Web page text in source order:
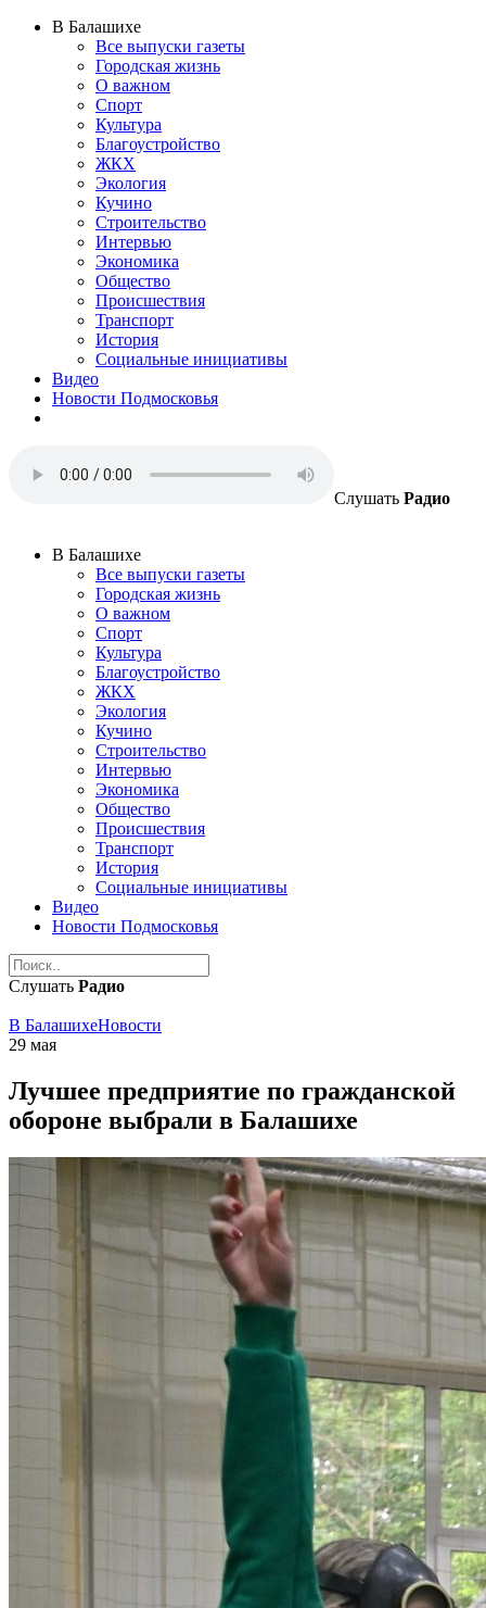
В Балашихе
Все выпуски газеты
Городская жизнь
О важном
Спорт
Культура
Благоустройство
ЖКХ
Экология
Кучино
Строительство
Интервью
Экономика
Общество
Происшествия
Транспорт
История
Социальные инициативы
Видео
Новости Подмосковья
Слушать Радио
В Балашихе
Все выпуски газеты
Городская жизнь
О важном
Спорт
Культура
Благоустройство
ЖКХ
Экология
Кучино
Строительство
Интервью
Экономика
Общество
Происшествия
Транспорт
История
Социальные инициативы
Видео
Новости Подмосковья
Слушать Радио
В БалашихеНовости
29 мая
Лучшее предприятие по гражданской
обороне выбрали в Балашихе